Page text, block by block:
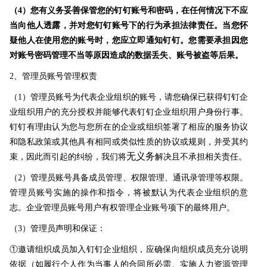
（4）您有义务妥善保管您的钉钉账号和密码，在任何情况下不应
当向他人透露，并对您钉钉账号下的行为承担法律责任。当您怀
疑他人在使用您的账号时，您应立即通知钉钉。您需要承担因您
对账号密码管理不当等原因造成的数据丢失、账号被盗等后果。
2、管理员账号管理权责
（1）管理员账号为代表企业组织的账号，请您确保已获得钉钉企
业组织用户的充分授权并能够代表钉钉企业组织用户身份行事。
钉钉有理由认为您与您所在的企业或组织签署了相应的服务协议
和隐私政策或其他具有相同或类似性质的协议或规则，并受其约
束，因此而引起的纠纷，我们将无义务解决且不承担相关责任。
（2）管理员账号具备成员管理、权限管理、通讯录管理等权限。
管理员账号实施的操作和指令，将被默认为代表企业组织的意
志。企业管理员账号用户有权管理企业账号项下的最终用户。
（3）管理员声明和保证：
①邀请组织成员加入钉钉企业组织，应确保向组织成员充分说明
依据（如履行个人作为当事人的合同所必需、实施人力资源管理